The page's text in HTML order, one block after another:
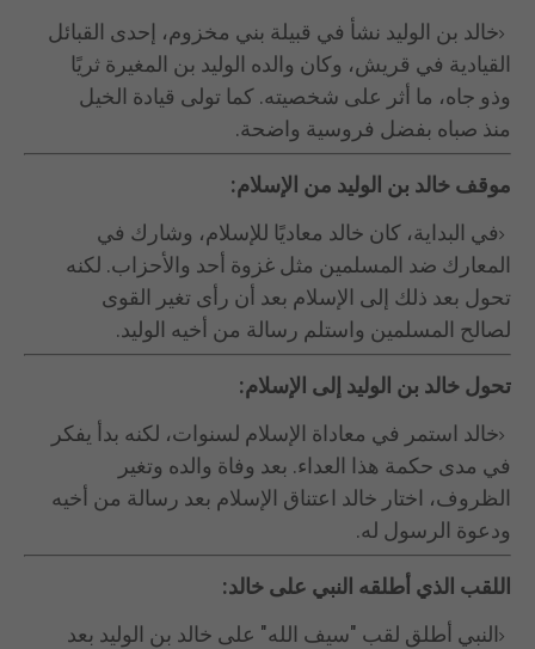
خالد بن الوليد نشأ في قبيلة بني مخزوم، إحدى القبائل
القيادية في قريش، وكان والده الوليد بن المغيرة ثريًا
وذو جاه، ما أثر على شخصيته. كما تولى قيادة الخيل
منذ صباه بفضل فروسية واضحة.
موقف خالد بن الوليد من الإسلام:
في البداية، كان خالد معاديًا للإسلام، وشارك في
المعارك ضد المسلمين مثل غزوة أحد والأحزاب. لكنه
تحول بعد ذلك إلى الإسلام بعد أن رأى تغير القوى
لصالح المسلمين واستلم رسالة من أخيه الوليد.
تحول خالد بن الوليد إلى الإسلام:
خالد استمر في معاداة الإسلام لسنوات، لكنه بدأ يفكر
في مدى حكمة هذا العداء. بعد وفاة والده وتغير
الظروف، اختار خالد اعتناق الإسلام بعد رسالة من أخيه
ودعوة الرسول له.
اللقب الذي أطلقه النبي على خالد:
النبي أطلق لقب "سيف الله" على خالد بن الوليد بعد